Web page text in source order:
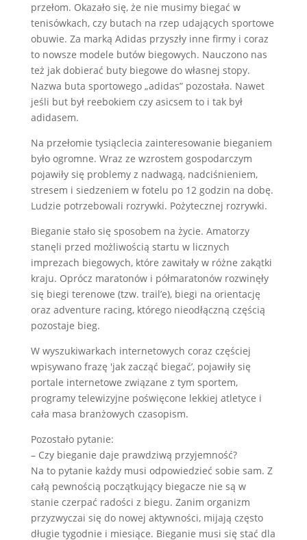
przełom. Okazało się, że nie musimy biegać w
tenisówkach, czy butach na rzep udających sportowe
obuwie. Za marką Adidas przyszły inne firmy i coraz
to nowsze modele butów biegowych. Nauczono nas
też jak dobierać buty biegowe do własnej stopy.
Nazwa buta sportowego „adidas” pozostała. Nawet
jeśli but był reebokiem czy asicsem to i tak był
adidasem.
Na przełomie tysiąclecia zainteresowanie bieganiem
było ogromne. Wraz ze wzrostem gospodarczym
pojawiły się problemy z nadwagą, nadciśnieniem,
stresem i siedzeniem w fotelu po 12 godzin na dobę.
Ludzie potrzebowali rozrywki. Pożytecznej rozrywki.
Bieganie stało się sposobem na życie. Amatorzy
stanęli przed możliwością startu w licznych
imprezach biegowych, które zawitały w różne zakątki
kraju. Oprócz maratonów i półmaratonów rozwinęły
się biegi terenowe (tzw. trail’e), biegi na orientację
oraz adventure racing, którego nieodłączną częścią
pozostaje bieg.
W wyszukiwarkach internetowych coraz częściej
wpisywano frazę 'jak zacząć biegać’, pojawiły się
portale internetowe związane z tym sportem,
programy telewizyjne poświęcone lekkiej atletyce i
cała masa branżowych czasopism.
Pozostało pytanie:
– Czy bieganie daje prawdziwą przyjemność?
Na to pytanie każdy musi odpowiedzieć sobie sam. Z
całą pewnością początkujący biegacze nie są w
stanie czerpać radości z biegu. Zanim organizm
przyzwyczai się do nowej aktywności, mijają często
długie tygodnie i miesiące. Bieganie musi się stać dla